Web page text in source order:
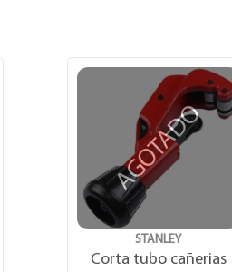
AGOTADO
STANLEY
Corta tubo cañerias